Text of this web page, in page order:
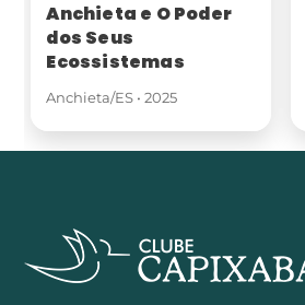
Anchieta e O Poder
dos Seus
Ecossistemas
Anchieta/ES • 2025